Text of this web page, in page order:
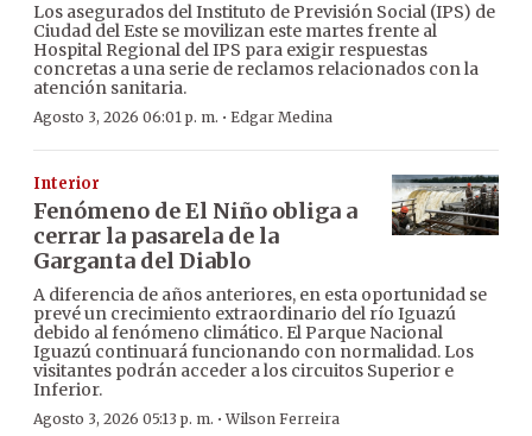
Los asegurados del Instituto de Previsión Social (IPS) de
Ciudad del Este se movilizan este martes frente al
Hospital Regional del IPS para exigir respuestas
concretas a una serie de reclamos relacionados con la
atención sanitaria.
Agosto 3, 2026 06:01 p. m. · Edgar Medina
Interior
Fenómeno de El Niño obliga a
cerrar la pasarela de la
Garganta del Diablo
A diferencia de años anteriores, en esta oportunidad se
prevé un crecimiento extraordinario del río Iguazú
debido al fenómeno climático. El Parque Nacional
Iguazú continuará funcionando con normalidad. Los
visitantes podrán acceder a los circuitos Superior e
Inferior.
Agosto 3, 2026 05:13 p. m. ·Wilson Ferreira